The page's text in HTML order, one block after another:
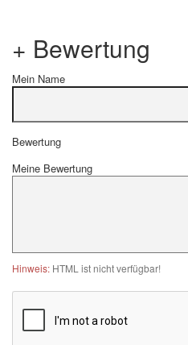
+ Bewertung
Mein Name
Bewertung
Meine Bewertung
Hinweis: HTML ist nicht verfügbar!